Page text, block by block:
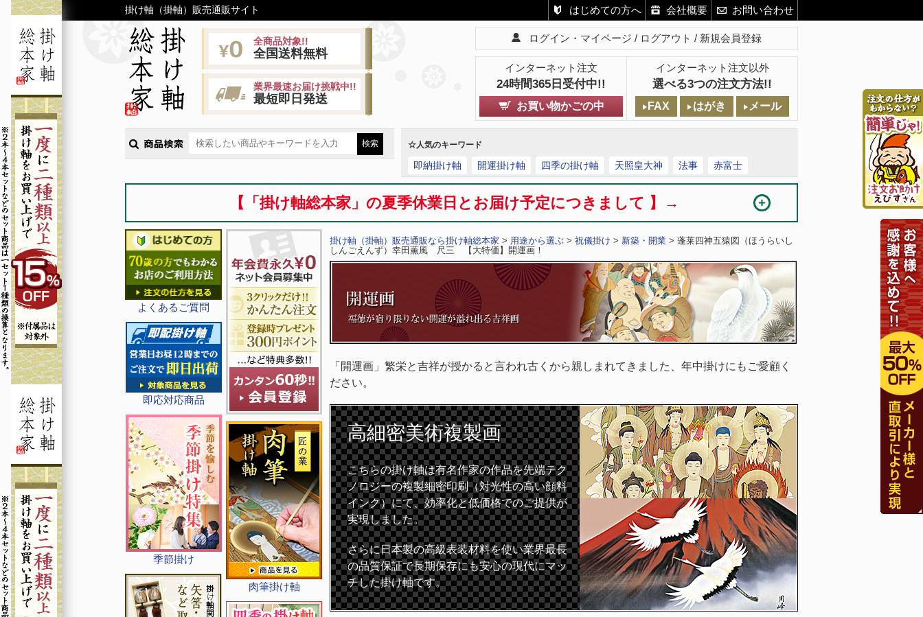
掛け軸（掛軸）販売通販サイト はじめての方へ 会社概要 お問い合わせ
全商品対象!!
全国送料無料
業界最速お届け挑戦中!!
最短即日発送
ログイン・マイページ ログアウト 新規会員登録
インターネット注文
24時間365日受付中!!
インターネット注文以外
選べる3つの注文方法!!
お買い物かごの中 FAX はがき メール
☆人気のキーワード
即納掛け軸 開運掛け軸 四季の掛け軸 天照皇大神 法事 赤富士
【「掛け軸総本家」の夏季休業日とお届け予定につきまして 】→
よくあるご質問
即応対応商品
季節掛け
肉筆掛け軸
掛け軸（掛軸）販売通販なら掛け軸総本家 > 用途から選ぶ > 祝儀掛け > 新築・開業 > 蓬莱四神五猿図（ほうらいし
しんごえんず）幸田薫風 尺三 【大特価】開運画！
「開運画」繁栄と吉祥が授かると言われ古くから親しまれてきました、年中掛けにもご愛顧く
ださい。
高細密美術複製画
こちらの掛け軸は有名作家の作品を先端テク
ノロジーの複製細密印刷（対光性の高い顔料
インク）にて、効率化と低価格でのご提供が
実現しました。
さらに日本製の高級表装材料を使い業界最長
の品質保証で長期保存にも安心の現代にマッ
チした掛け軸です。